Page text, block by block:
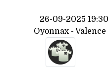
26-09-2025 19:30
Oyonnax - Valence